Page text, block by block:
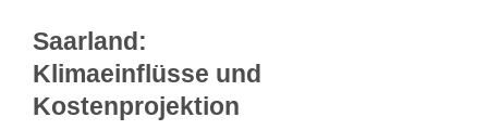
Saarland:
Klimaeinflüsse und
Kostenprojektion